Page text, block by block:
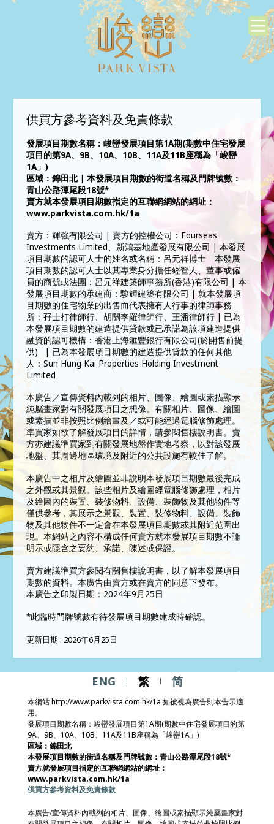
供買方參考資料及免責條款
發展項目期數名稱：峻巒發展項目第1A期(期數中住宅發展
項目的第9A、9B、10A、10B、11A及11B座稱為「峻巒
1A」)
區域：錦田北 | 本發展項目期數的街道名稱及門牌號數：
青山公路潭尾段18號*
賣方就本發展項目期數指定的互聯網網站的網址：
www.parkvista.com.hk/1a
賣方：輝強有限公司 | 賣方的控權公司：Fourseas
Investments Limited、新鴻基地產發展有限公司 | 本發展
項目期數的認可人士的姓名或名稱：呂元祥博士 本發展
項目期數的認可人士以其專業身分擔任經營人、董事或僱
員的商號或法團：呂元祥建築師事務所(香港)有限公司 | 本
發展項目期數的承建商：駿輝建築有限公司 | 就本發展項
目期數的住宅物業的出售而代表擁有人行事的律師事務
所：孖士打律師行、胡關李羅律師行、王潘律師行 | 已為
本發展項目期數的建造提供貸款或已承諾為該項建造提供
融資的認可機構：香港上海滙豐銀行有限公司(於開售前提
供) | 已為本發展項目期數的建造提供貸款的任何其他
人：Sun Hung Kai Properties Holding Investment
Limited
本廣告／宣傳資料內載列的相片、圖像、繪圖或素描顯示
純屬畫家對有關發展項目之想像。有關相片、圖像、繪圖
或素描並非按照比例繪畫及／或可能經過電腦修飾處理。
準買家如欲了解發展項目的詳情，請參閱售樓說明書。賣
方亦建議準買家到有關發展地盤作實地考察，以對該發展
地盤、其周邊地區環境及附近的公共設施有較佳了解。
本廣告中之相片及繪圖並非說明本發展項目期數最後完成
之外觀或其景觀。該些相片及繪圖經電腦修飾處理，相片
及繪圖內的裝置、裝修物料、設備、裝飾物及其他物件等
僅供參考，其展示之景觀、裝置、裝修物料、設備、裝飾
物及其他物件不一定會在本發展項目期數或其附近范圍出
現。本網站之內容不構成任何賣方就本發展項目期數不論
明示或隱含之要約、承諾、陳述或保證。
賣方建議準買方參閱有關售樓說明書，以了解本發展項目
期數的資料。本廣告由賣方或在賣方的同意下發布。
本廣告之印製日期：2024年9月25日
*此臨時門牌號數有待發展項目期數建成時確認。
更新日期 : 2026年6月25日
ENG 繁 简
本網站 http://www.parkvista.com.hk/1a 如被視為廣告則本告示適
用。
發展項目期數名稱：峻巒發展項目第1A期(期數中住宅發展項目的第
9A、9B、10A、10B、11A及11B座稱為「峻巒1A」)
區域：錦田北
本發展項目期數的街道名稱及門牌號數：青山公路潭尾段18號*
賣方就發展項目指定的互聯網網站的網址：
www.parkvista.com.hk/1a
供買方參考資料及免責條款
本廣告/宣傳資料內載列的相片、圖像、繪圖或素描顯示純屬畫家對